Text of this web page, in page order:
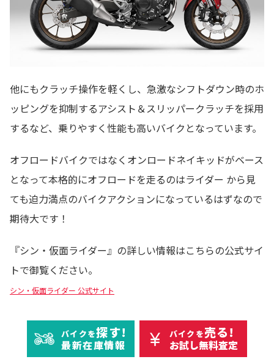
他にもクラッチ操作を軽くし、急激なシフトダウン時のホ
ッピングを抑制するアシスト＆スリッパークラッチを採用
するなど、乗りやすく性能も高いバイクとなっています。
オフロードバイクではなくオンロードネイキッドがベース
となって本格的にオフロードを走るのはライダー から見
ても迫力満点のバイクアクションになっているはずなので
期待大です！
『シン・仮面ライダー』の詳しい情報はこちらの公式サイ
トで御覧ください。
シン・仮面ライダー 公式サイト
バイクを探す!
最新在庫情報
バイクを売る!
お試し無料査定